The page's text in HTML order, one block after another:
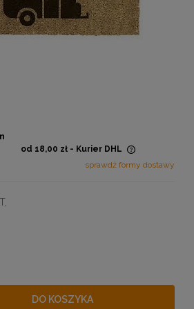
od 18,00 zł - Kurier DHL
ewentualnych kosztów płatności
sprawdź formy dostawy
DO KOSZYKA